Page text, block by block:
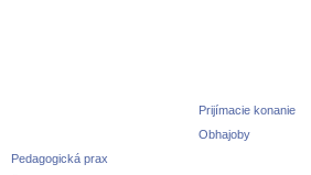
Prijímacie konanie
Obhajoby
Pedagogická prax